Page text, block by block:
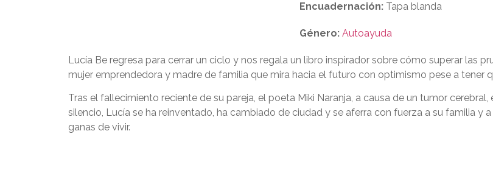
Encuadernación:Tapa blanda
Género: Autoayuda
Lucía Be regresa para cerrar un ciclo y nos regala un libro inspirador sobre cómo superar las
mujer emprendedora y madre de familia que mira hacia el futuro con optimismo pese a tener
Tras el fallecimiento reciente de su pareja, el poeta Miki Naranja, a causa de un tumor
silencio, Lucía se ha reinventado, ha cambiado de ciudad y se aferra con fuerza a su familia y
ganas de vivir.